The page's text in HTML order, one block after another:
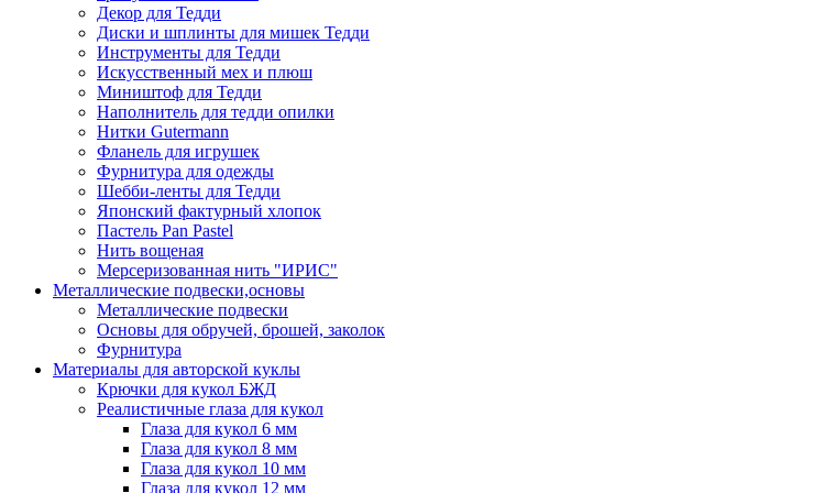
Декор для Тедди
Диски и шплинты для мишек Тедди
Инструменты для Тедди
Искусственный мех и плюш
Миништоф для Тедди
Наполнитель для тедди опилки
Нитки Gutermann
Фланель для игрушек
Фурнитура для одежды
Шебби-ленты для Тедди
Японский фактурный хлопок
Пастель Pan Pastel
Нить вощеная
Мерсеризованная нить "ИРИС"
Металлические подвески,основы
Металлические подвески
Основы для обручей, брошей, заколок
Фурнитура
Материалы для авторской куклы
Крючки для кукол БЖД
Реалистичные глаза для кукол
Глаза для кукол 6 мм
Глаза для кукол 8 мм
Глаза для кукол 10 мм
Глаза для кукол 12 мм